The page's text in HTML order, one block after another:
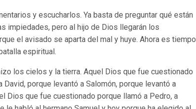
y escucharlos. Ya basta de preguntar qué están
impiedades, pero al hijo de Dios llegarán los
el avisado se aparta del mal y huye. Ahora es tiempo
espiritual.
los cielos y la tierra. Aquel Dios que fue cuestionado
porque levantó a Salomón, porque levantó a
Dios que fue cuestionado porque llamó a Pedro, a